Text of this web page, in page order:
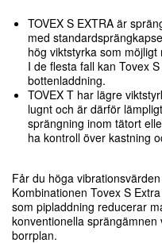
TOVEX S EXTRA är
med
hög viktstyrka som
I de flesta fall kan Tovex
bottenladdning.
TOVEX T har lägre
lugnt och är därför
sprängning inom tätort
ha kontroll över kastning
Får du höga
Kombinationen Tovex S
som pipladdning reducerar
konventionella
borrplan.